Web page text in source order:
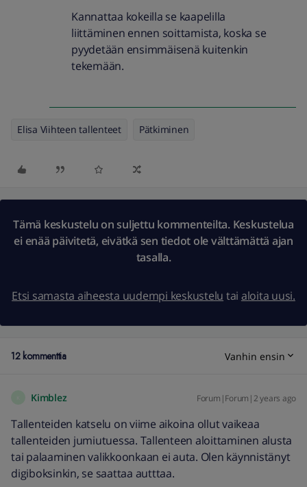
Kannattaa kokeilla se kaapelilla
liittäminen ennen soittamista, koska se
pyydetään ensimmäisenä kuitenkin
tekemään.
Elisa Viihteen tallenteet Pätkiminen
Tämä keskustelu on suljettu kommenteilta. Keskustelua
ei enää päivitetä, eivätkä sen tiedot ole välttämättä ajan
tasalla.
Etsi samasta aiheesta uudempi keskustelu tai aloita uusi.
12 kommenttia Vanhin ensin
Kimblez Forum|Forum|2 years ago
Tallenteiden katselu on viime aikoina ollut vaikeaa
tallenteiden jumiutuessa. Tallenteen aloittaminen alusta
tai palaaminen valikkoonkaan ei auta. Olen käynnistänyt
digiboksinkin, se saattaa autttaa.